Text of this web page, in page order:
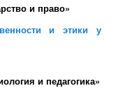
и право»
и этики у
и педагогика»